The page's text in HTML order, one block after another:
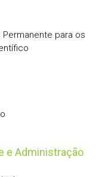
para os
e Administração